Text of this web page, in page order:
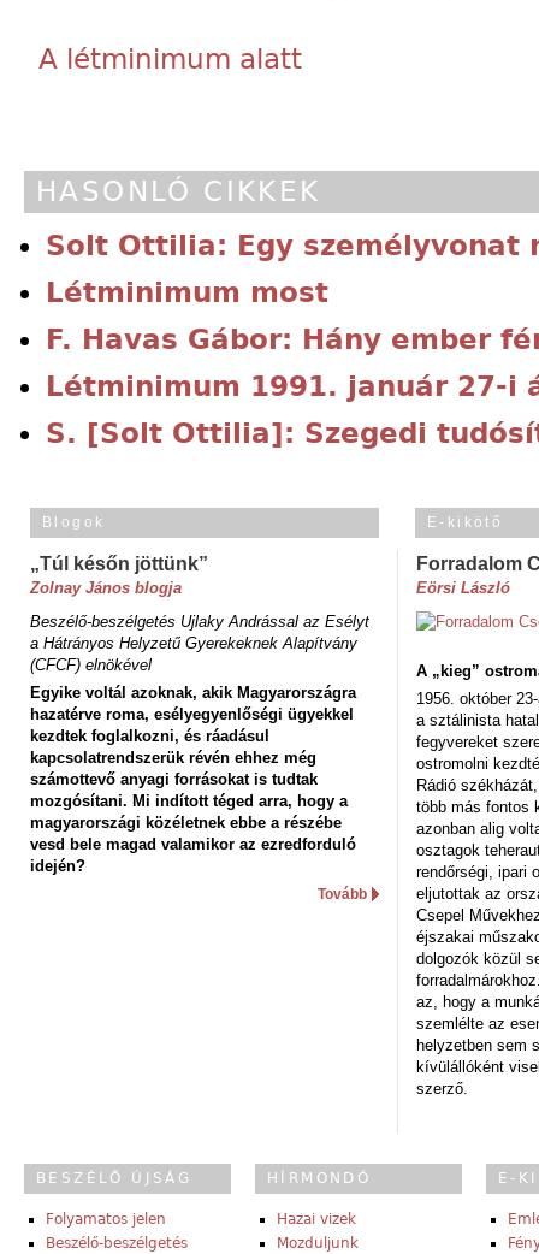
A létminimum alatt
HASONLÓ CIKKEK
Solt Ottilia: Egy személyvonat
Létminimum most
F. Havas Gábor: Hány ember
Létminimum 1991. január 27-i
S. [Solt Ottilia]: Szegedi
Blogok
„Túl későn jöttünk”
Zolnay János blogja
Beszélő-beszélgetés Ujlaky Andrással az Esélyt
a Hátrányos Helyzetű Gyerekeknek Alapítvány
(CFCF) elnökével
Egyike voltál azoknak, akik Magyarországra
hazatérve roma, esélyegyenlőségi ügyekkel
kezdtek foglalkozni, és ráadásul
kapcsolatrendszerük révén ehhez még
számottevő anyagi forrásokat is tudtak
mozgósítani. Mi indított téged arra, hogy a
magyarországi közéletnek ebbe a részébe
vesd bele magad valamikor az ezredforduló
idején?
Tovább
E-kikötő
Forradalom
Eörsi László
A „kieg”
1956. október
a sztálinista
fegyvereket
ostromolni
Rádió
több más fontos
azonban alig
osztagok
rendőrségi, ipari
eljutottak az
Csepel
éjszakai
dolgozók közül
az, hogy a
szemlélte az
helyzetben sem
kívülállóként
szerző.
BESZÉLŐ ÚJSÁG
Folyamatos jelen
Beszélő-beszélgetés
HÍRMONDÓ
Hazai vizek
Mozduljunk
E-